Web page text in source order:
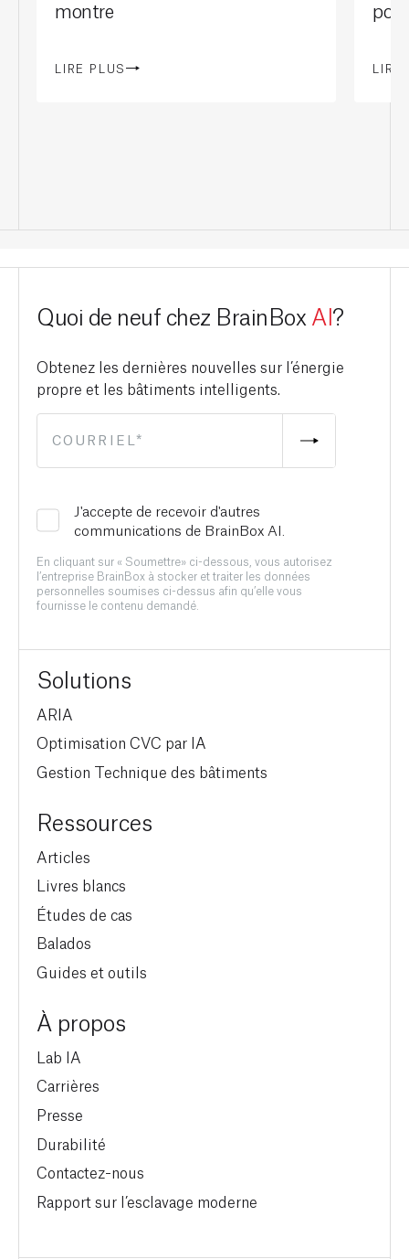
montre
LIRE PLUS LIRE
Quoi de neuf chez BrainBox AI?
Obtenez les dernières nouvelles sur l’énergie
propre et les bâtiments intelligents.
J'accepte de recevoir d'autres
communications de BrainBox AI.
En cliquant sur « Soumettre» ci-dessous, vous autorisez
l’entreprise BrainBox à stocker et traiter les données
personnelles soumises ci-dessus afin qu’elle vous
fournisse le contenu demandé.
Solutions
ARIA
Optimisation CVC par IA
Gestion Technique des bâtiments
Ressources
Articles
Livres blancs
Études de cas
Balados
Guides et outils
À propos
Lab IA
Carrières
Presse
Durabilité
Contactez-nous
Rapport sur l’esclavage moderne